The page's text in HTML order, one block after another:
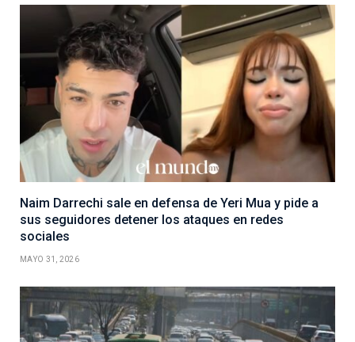
Naim Darrechi sale en defensa de Yeri Mua y pide a
sus seguidores detener los ataques en redes
sociales
MAYO 31, 2026